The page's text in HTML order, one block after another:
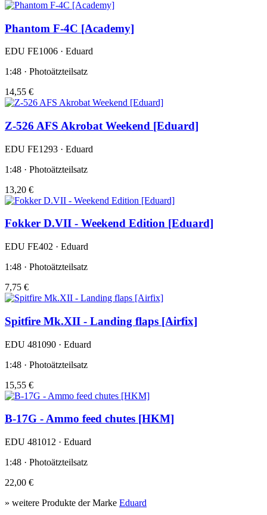
Phantom F-4C [Academy]
EDU FE1006 · Eduard
1:48 · Photoätzteilsatz
14,55 €
Z-526 AFS Akrobat Weekend [Eduard]
EDU FE1293 · Eduard
1:48 · Photoätzteilsatz
13,20 €
Fokker D.VII - Weekend Edition [Eduard]
EDU FE402 · Eduard
1:48 · Photoätzteilsatz
7,75 €
Spitfire Mk.XII - Landing flaps [Airfix]
EDU 481090 · Eduard
1:48 · Photoätzteilsatz
15,55 €
B-17G - Ammo feed chutes [HKM]
EDU 481012 · Eduard
1:48 · Photoätzteilsatz
22,00 €
» weitere Produkte der Marke Eduard